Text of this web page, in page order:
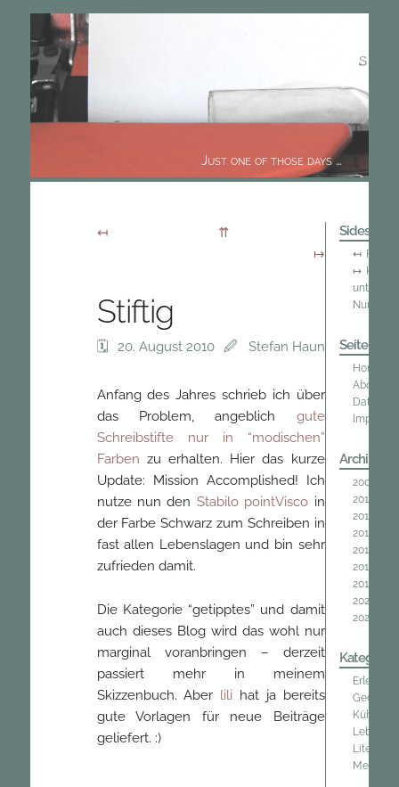
Just one of those days …
Stiftig
20. August 2010 Stefan Haun
Anfang des Jahres schrieb ich über
das Problem, angeblich gute
Schreibstifte nur in “modischen”
Farben zu erhalten. Hier das kurze
Update: Mission Accomplished! Ich
nutze nun den Stabilo pointVisco in
der Farbe Schwarz zum Schreiben in
fast allen Lebenslagen und bin sehr
zufrieden damit.
Die Kategorie “getipptes” und damit
auch dieses Blog wird das wohl nur
marginal voranbringen – derzeit
passiert mehr in meinem
Skizzenbuch. Aber lili hat ja bereits
gute Vorlagen für neue Beiträge
geliefert. :)
Sidestep
Kein
unter
Nummer
Seiten
Home
About
Archiv
2009
2010
2011
2012
2013
2015
2016
2022
2025
Erlebtes
Literatur
Meta